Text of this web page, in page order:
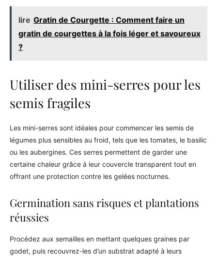
lire Gratin de Courgette : Comment faire un
gratin de courgettes à la fois léger et savoureux
?
Utiliser des mini-serres pour les
semis fragiles
Les mini-serres sont idéales pour commencer les semis de
légumes plus sensibles au froid, tels que les tomates, le basilic
ou les aubergines. Ces serres permettent de garder une
certaine chaleur grâce à leur couvercle transparent tout en
offrant une protection contre les gelées nocturnes.
Germination sans risques et plantations
réussies
Procédez aux semailles en mettant quelques graines par
godet, puis recouvrez-les d’un substrat adapté à leurs